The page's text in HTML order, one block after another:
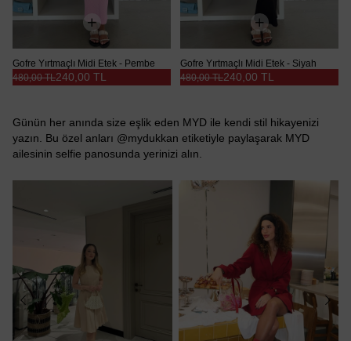
Gofre Yırtmaçlı Midi Etek - Pembe
240,00 TL
480,00 TL
Gofre Yırtmaçlı Midi Etek - Siyah
240,00 TL
480,00 TL
Günün her anında size eşlik eden MYD ile kendi stil hikayenizi
yazın. Bu özel anları @mydukkan etiketiyle paylaşarak MYD
ailesinin selfie panosunda yerinizi alın.